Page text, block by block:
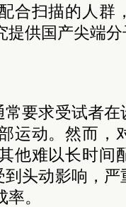
合扫描的人群
提供国产尖端
常要求受试者
运动。然而，
他难以长时间
头动影响，
。